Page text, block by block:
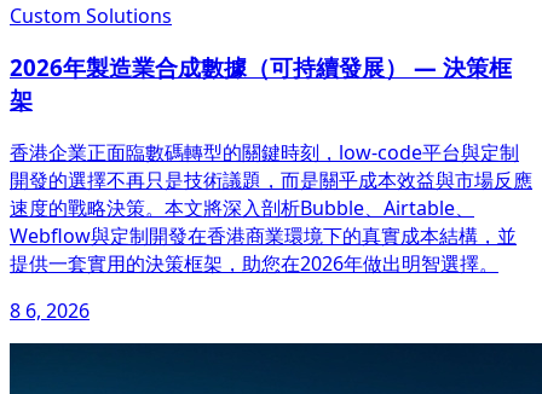
Custom Solutions
2026年製造業合成數據（可持續發展） — 決策框
架
香港企業正面臨數碼轉型的關鍵時刻，low-code平台與定制
開發的選擇不再只是技術議題，而是關乎成本效益與市場反應
速度的戰略決策。本文將深入剖析Bubble、Airtable、
Webflow與定制開發在香港商業環境下的真實成本結構，並
提供一套實用的決策框架，助您在2026年做出明智選擇。
8 6, 2026